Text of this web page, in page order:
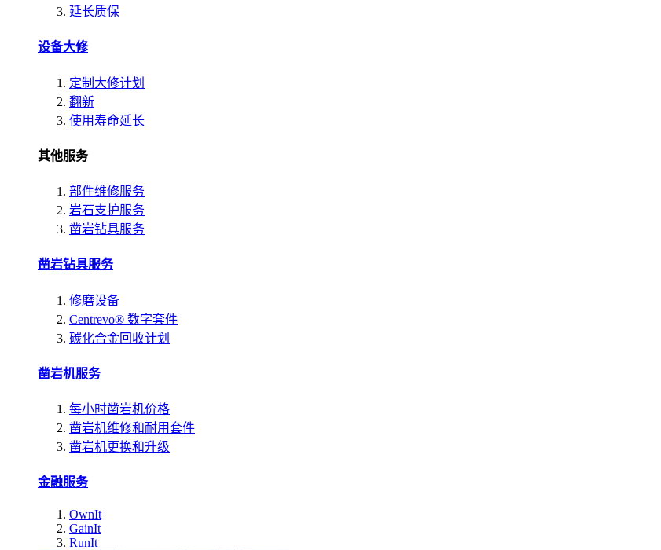
延长质保
设备大修
定制大修计划
翻新
使用寿命延长
其他服务
部件维修服务
岩石支护服务
凿岩钻具服务
凿岩钻具服务
修磨设备
Centrevo® 数字套件
碳化合金回收计划
凿岩机服务
每小时凿岩机价格
凿岩机维修和耐用套件
凿岩机更换和升级
金融服务
OwnIt
GainIt
RunIt